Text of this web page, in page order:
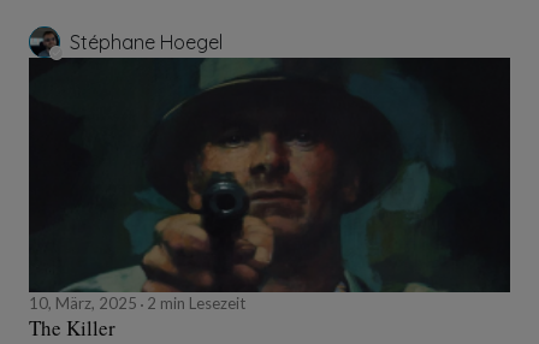
Stéphane Hoegel
10, März, 2025 2 min Lesezeit
The Killer